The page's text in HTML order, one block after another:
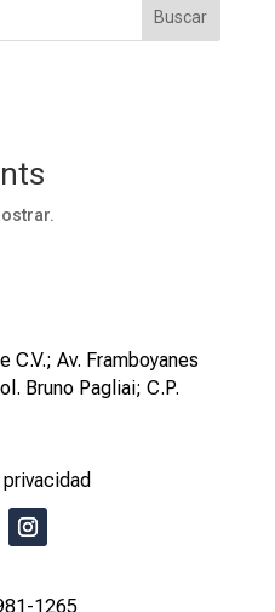
Buscar
Av. Framboyanes
Bruno Pagliai; C.P.
1265